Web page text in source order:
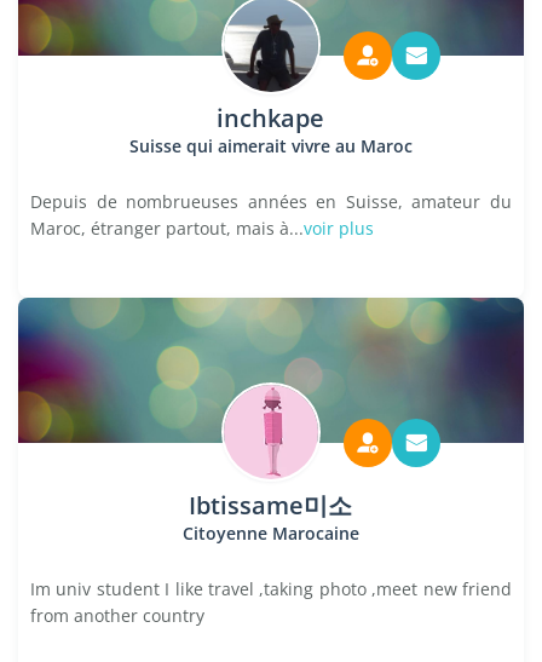
inchkape
Suisse qui aimerait vivre au Maroc
Depuis de nombrueuses années en Suisse, amateur du
Maroc, étranger partout, mais à...voir plus
Ibtissame미소
Citoyenne Marocaine
Im univ student I like travel ,taking photo ,meet new friend
from another country